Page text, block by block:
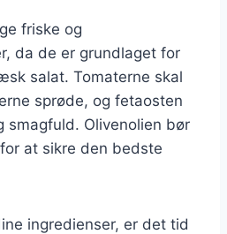
friske og
da de er grundlaget for
salat. Tomaterne skal
sprøde, og fetaosten
smagfuld. Olivenolien bør
at sikre den bedste
ingredienser, er det tid